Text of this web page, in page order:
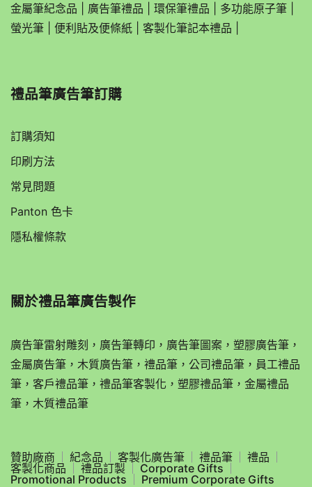
金屬筆紀念品 廣告筆禮品 環保筆禮品 多功能原子筆
螢光筆
便利貼及便條紙 客製化筆記本禮品
禮品筆廣告筆訂購
訂購須知
印刷方法
常見問題
Panton 色卡
隱私權條款
關於禮品筆廣告製作
廣告筆雷射雕刻，廣告筆轉印，廣告筆圖案，塑膠廣告筆，
金屬廣告筆，木質廣告筆，禮品筆，公司禮品筆，員工禮品
筆，客戶禮品筆，禮品筆客製化，塑膠禮品筆，金屬禮品
筆，木質禮品筆
贊助廠商 紀念品 客製化廣告筆 禮品筆
禮品
客製化商品
禮品訂製
Corporate Gifts
Promotional Products
Premium Corporate Gifts